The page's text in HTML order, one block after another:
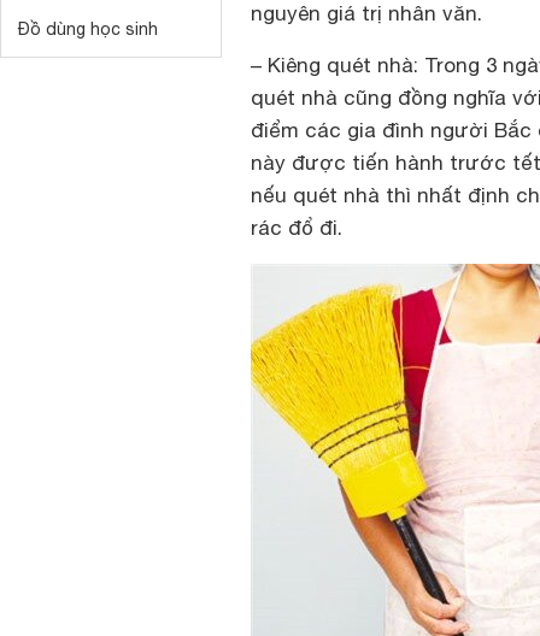
Đồ dùng học sinh
nguyên giá trị nhân văn.
– Kiêng quét nhà: Trong 3
quét nhà cũng đồng nghĩa
điểm các gia đình người
này được tiến hành trước
nếu quét nhà thì nhất định
rác đổ đi.